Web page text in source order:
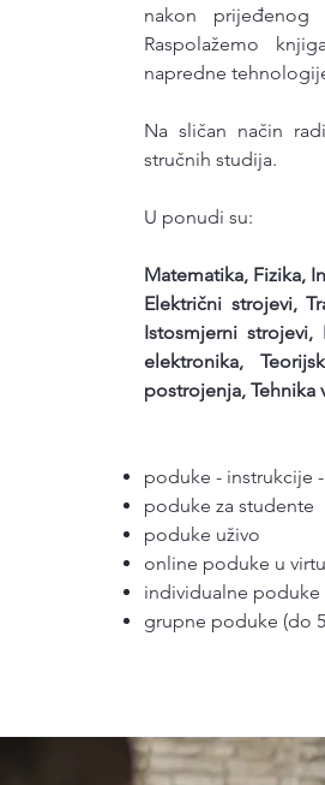
nakon
Raspolažemo
napredne
Na sličan način
stručnih studija.
U ponudi su:
Matematika, Fizika,
Električni strojevi,
Istosmjerni strojevi,
elektronika,
postrojenja,
poduke - instrukcije
poduke za studente
poduke uživo
online poduke u
individualne poduke
grupne poduke (do